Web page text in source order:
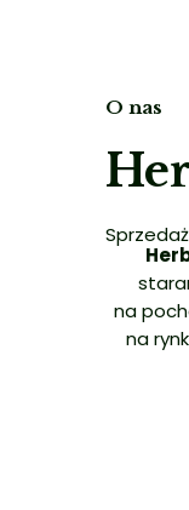
O nas
Sprzedaż
na
na